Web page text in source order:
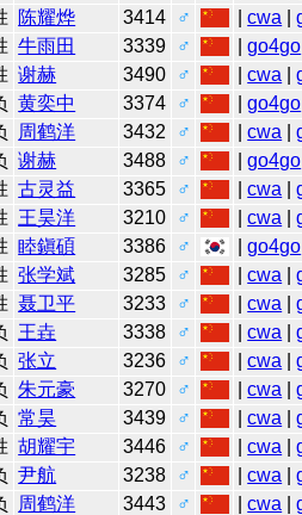
陈耀烨 3414 ♂ |cwa |
牛雨田 3339 ♂ |go4go
谢赫 3490 ♂ |cwa |
黄奕中 3374 ♂ |go4go
周鹤洋 3432 ♂ |cwa |
谢赫 3488 ♂ |go4go
古灵益 3365 ♂ |cwa |
王昊洋 3210 ♂ |cwa |
睦鎭碩 3386 ♂ |go4go
张学斌 3285 ♂ |cwa |
聂卫平 3233 ♂ |cwa |
王垚 3338 ♂ |cwa |
张立 3236 ♂ |cwa |
朱元豪 3270 ♂ |cwa |
常昊 3439 ♂ |cwa |
胡耀宇 3446 ♂ |cwa |
尹航 3238 ♂ |cwa |
周鹤洋 3443 ♂ |cwa |